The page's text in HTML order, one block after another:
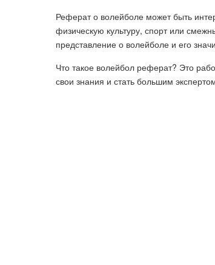
Реферат о волейболе может быть
физическую культуру, спорт или
представление о волейболе и его
Что такое волейбол реферат? Это
свои знания и стать большим